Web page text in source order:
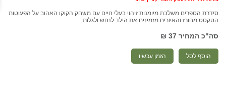
סידרת הספרים משלבת מיומנות זיהוי בעלי חיים עם משחק הקוקו האהוב על הפעוטות
הטקסט מחורז והאיורים מזמינים את הילד לנחש ולגלות.
סה"כ המחיר 37 ₪
הוסף לסל הזמן עכשיו